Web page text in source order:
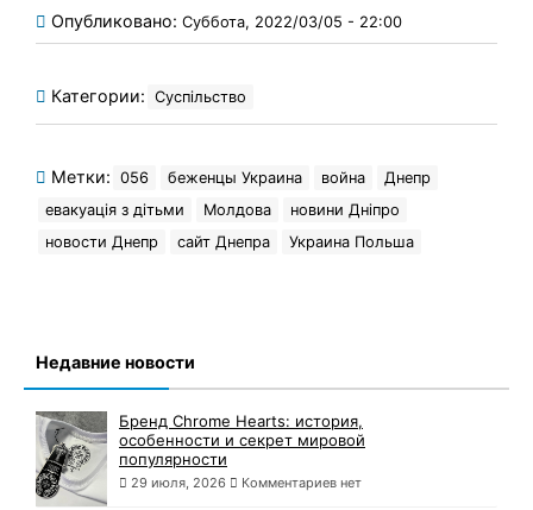
Опубликовано: Суббота, 2022/03/05 - 22:00
Категории: Суспільство
Метки: 056 беженцы Украина война
Днепр
евакуація з дітьми
Молдова
новини Дніпро
новости Днепр
сайт Днепра Украина Польша
Недавние новости
Бренд Chrome Hearts: история,
особенности и секрет мировой
популярности
29 июля, 2026 Комментариев нет